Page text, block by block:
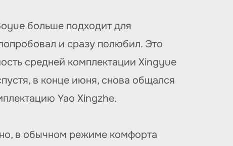
больше подходит для
и сразу полюбил. Это
средней комплектации Xingyue
в конце июня, снова общался
Yao Xingzhe.
в обычном режиме комфорта